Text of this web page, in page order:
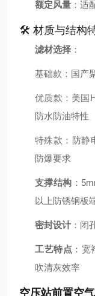
额定风量 ：适
🛠️ 材质与结构
滤材选择 ：
基础款：国产
优质款：美国
防水防油特性
特殊款：防静
防爆要求
支撑结构 ：
以上防锈钢板
密封设计 ：闭
工艺特点 ：
吹清灰效率
空压站前置空